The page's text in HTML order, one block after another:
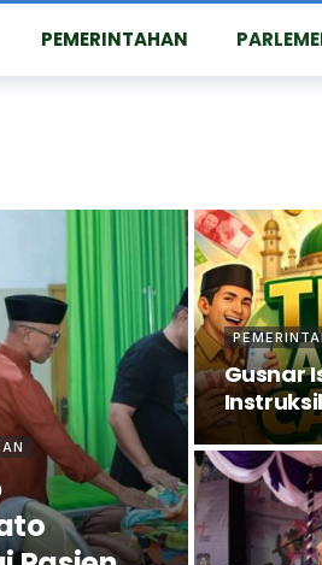
PEMERINTAHAN
Gusnar
Segera